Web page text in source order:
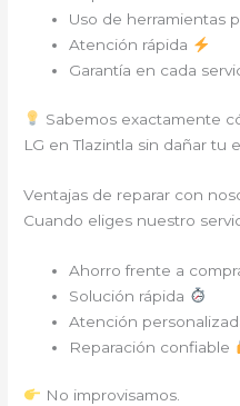
Uso de herramientas
Atención rápida
Garantía en cada
Sabemos exactamente
LG en Tlazintla sin dañar tu
Ventajas de reparar con
Cuando eliges nuestro
Ahorro frente a
Solución rápida
Atención
Reparación confiable
No improvisamos.